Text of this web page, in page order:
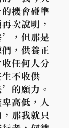
機會碰準
次說明，
’，但那是
，供養正
任何人分
不收供
的願力。
高低，人
那我就只